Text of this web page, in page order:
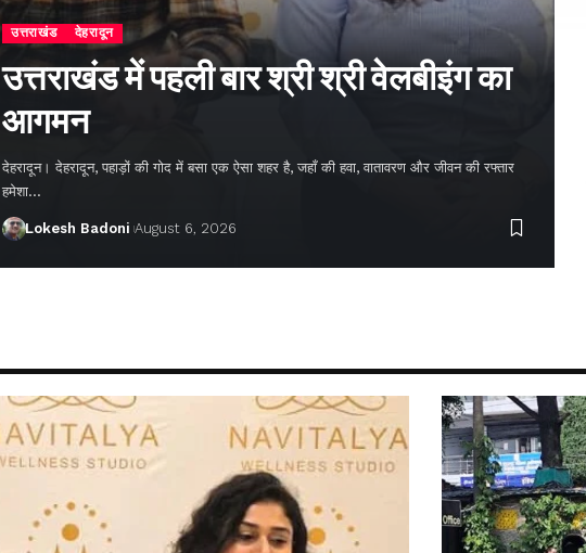
उत्तराखंड देहरादून
उत्तराखंड में पहली बार श्री श्री वेलबीइंग का
आगमन
देहरादून। देहरादून, पहाड़ों की गोद में बसा एक ऐसा शहर है, जहाँ की हवा, वातावरण और जीवन की रफ्तार
हमेशा…
Lokesh Badoni August 6, 2026